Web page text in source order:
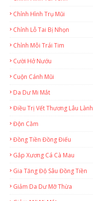
Chỉnh Hình Trụ Mũi
Chỉnh Lỗ Tai Bị Nhọn
Chỉnh Môi Trái Tim
Cười Hở Nướu
Cuộn Cánh Mũi
Da Dư Mi Mắt
Điều Trị Vết Thương Lâu Lành
Độn Cằm
Đồng Tiền Đồng Điếu
Gắp Xương Cá Cà Mau
Gia Tăng Độ Sâu Đồng Tiền
Giảm Da Dư Mỡ Thừa